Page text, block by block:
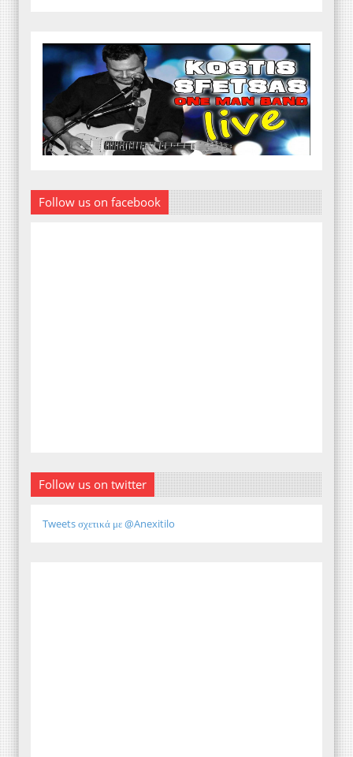
Follow us on facebook
Follow us on twitter
Tweets σχετικά με @Anexitilo